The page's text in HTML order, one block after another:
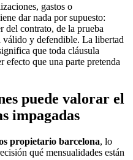
gastos o
dar nada por supuesto:
del contrato, de la prueba
válido y defendible. La libertad
que toda cláusula
efecto que una parte pretenda
puede valorar el
impagadas
propietario barcelona, lo
qué mensualidades están